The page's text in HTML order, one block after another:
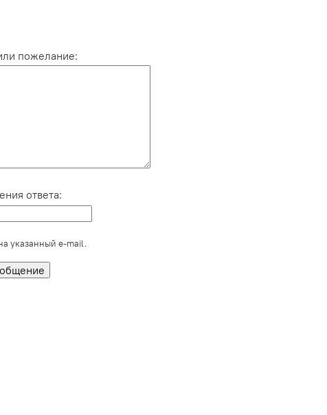
пожелание:
ответа:
указанный e-mail.